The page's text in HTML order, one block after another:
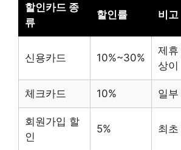
할인카드 종
류
할인률 비고
신용카드 10%~30%
제휴
상이
체크카드 10% 일
회원가입 할
인
5% 최